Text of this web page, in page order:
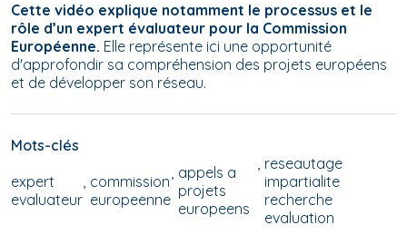
Cette vidéo explique notamment le processus et le
rôle d’un expert évaluateur pour la Commission
Européenne. Elle représente ici une opportunité
d'approfondir sa compréhension des projets européens
et de développer son réseau.
Mots-clés
expert
evaluateur
commission
europeenne
appels a
projets
europeens
reseautage
impartialite
recherche
evaluation